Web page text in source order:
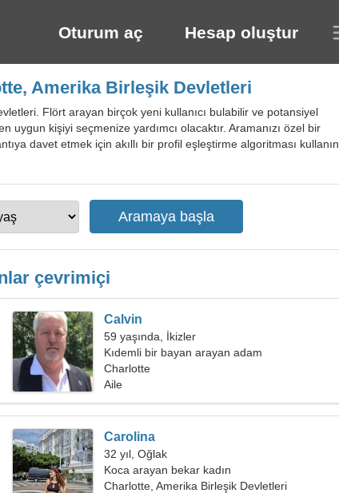
Oturum aç Hesap oluştur
Amerika Birleşik Devletleri
Flört arayan birçok yeni kullanıcı bulabilir ve potansiyel
uygun kişiyi seçmenize yardımcı olacaktır. Aramanızı özel bir
davet etmek için akıllı bir profil eşleştirme algoritması kullanın.
çevrimiçi
Calvin
59 yaşında, İkizler
Kıdemli bir bayan arayan adam
Charlotte
Aile
Carolina
32 yıl, Oğlak
Koca arayan bekar kadın
Charlotte, Amerika Birleşik Devletleri